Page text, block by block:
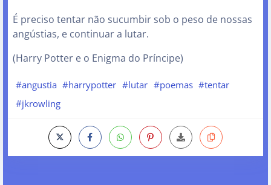
É preciso tentar não sucumbir sob o peso de nossas
angústias, e continuar a lutar.
(Harry Potter e o Enigma do Príncipe)
#angustia #harrypotter #lutar #poemas #tentar
#jkrowling